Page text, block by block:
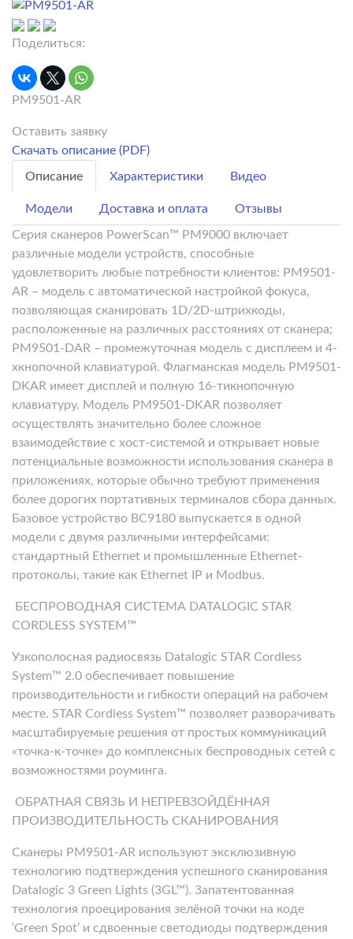
Поделиться:
PM9501-AR
Оставить заявку
Скачать описание (PDF)
Описание Характеристики Видео
Модели Доставка и оплата Отзывы
Серия сканеров PowerScan™ PM9000 включает
различные модели устройств, способные
удовлетворить любые потребности клиентов: PM9501-
AR – модель с автоматической настройкой фокуса,
позволяющая сканировать 1D/2D-штрихкоды,
расположенные на различных расстояниях от сканера;
PM9501-DAR – промежуточная модель с дисплеем и 4-
хкнопочной клавиатурой. Флагманская модель PM9501-
DKAR имеет дисплей и полную 16-тикнопочную
клавиатуру. Модель PM9501-DKAR позволяет
осуществлять значительно более сложное
взаимодействие с хост-системой и открывает новые
потенциальные возможности использования сканера в
приложениях, которые обычно требуют применения
более дорогих портативных терминалов сбора данных.
Базовое устройство BC9180 выпускается в одной
модели с двумя различными интерфейсами:
стандартный Ethernet и промышленные Ethernet-
протоколы, такие как Ethernet IP и Modbus.
БЕСПРОВОДНАЯ СИСТЕМА DATALOGIC STAR
CORDLESS SYSTEM™
Узкополосная радиосвязь Datalogic STAR Cordless
System™ 2.0 обеспечивает повышение
производительности и гибкости операций на рабочем
месте. STAR Cordless System™ позволяет разворачивать
масштабируемые решения от простых коммуникаций
«точка-к-точке» до комплексных беспроводных сетей с
возможностями роуминга.
ОБРАТНАЯ СВЯЗЬ И НЕПРЕВЗОЙДЁННАЯ
ПРОИЗВОДИТЕЛЬНОСТЬ СКАНИРОВАНИЯ
Сканеры PM9501-AR используют эксклюзивную
технологию подтверждения успешного сканирования
Datalogic 3 Green Lights (3GL™). Запатентованная
технология проецирования зелёной точки на коде
‘Green Spot’ и сдвоенные светодиоды подтверждения